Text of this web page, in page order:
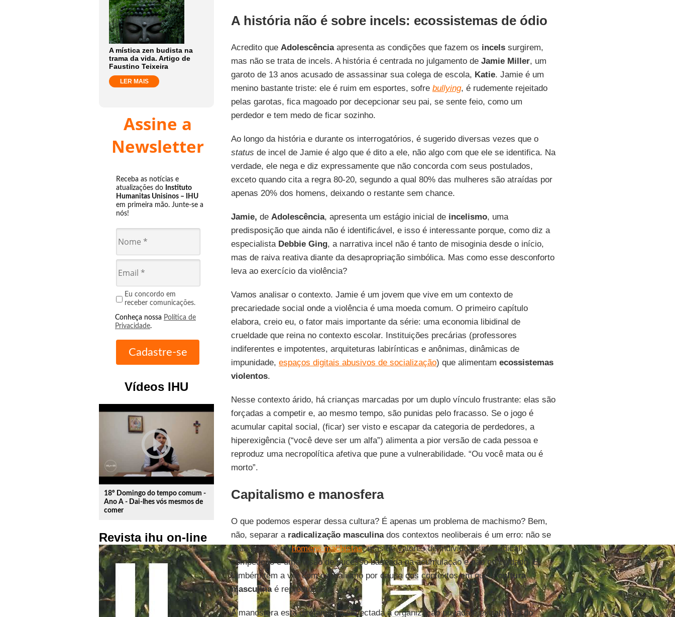
A mística zen budista na
trama da vida. Artigo de
Faustino Teixeira
LER MAIS
Assine a
Newsletter
Receba as notícias e
atualizações do Instituto
Humanitas Unisinos – IHU
em primeira mão. Junte-se a
nós!
Eu concordo em
receber comunicações.
Conheça nossa Política de
Privacidade.
Vídeos IHU
play_circle_outline
18º Domingo do tempo comum -
Ano A - Dai-lhes vós mesmos de
comer
Revista ihu on-line
A história não é sobre incels: ecossistemas de ódio
Acredito que Adolescênciaapresenta as condições que fazem os incelssurgirem,
mas não se trata de incels. A história é centrada no julgamento de Jamie Miller, um
garoto de 13 anos acusado de assassinar sua colega de escola, Katie. Jamie é um
menino bastante triste: ele é ruim em esportes, sofre bullying, é rudemente rejeitado
pelas garotas, fica magoado por decepcionar seu pai, se sente feio, como um
perdedor e tem medo de ficar sozinho.
Ao longo da história e durante os interrogatórios, é sugerido diversas vezes que o
status de incel de Jamie é algo que é dito a ele, não algo com que ele se identifica. Na
verdade, ele nega e diz expressamente que não concorda com seus postulados,
exceto quando cita a regra 80-20, segundo a qual 80% das mulheres são atraídas por
apenas 20% dos homens, deixando o restante sem chance.
Jamie, de Adolescência, apresenta um estágio inicial de incelismo, uma
predisposição que ainda não é identificável, e isso é interessante porque, como diz a
especialista Debbie Ging, a narrativa incel não é tanto de misoginia desde o início,
mas de raiva reativa diante da desapropriação simbólica. Mas como esse desconforto
leva ao exercício da violência?
Vamos analisar o contexto. Jamie é um jovem que vive em um contexto de
precariedade social onde a violência é uma moeda comum. O primeiro capítulo
elabora, creio eu, o fator mais importante da série: uma economia libidinal de
crueldade que reina no contexto escolar. Instituições precárias (professores
indiferentes e impotentes, arquiteturas labirínticas e anônimas, dinâmicas de
impunidade, espaços digitais abusivos de socialização) que alimentam ecossistemas
violentos.
Nesse contexto árido, há crianças marcadas por um duplo vínculo frustrante: elas são
forçadas a competir e, ao mesmo tempo, são punidas pelo fracasso. Se o jogo é
acumular capital social, (ficar) ser visto e escapar da categoria de perdedores, a
hiperexigência (“você deve ser um alfa”) alimenta a pior versão de cada pessoa e
reproduz uma necropolítica afetiva que pune a vulnerabilidade. “Ou você mata ou é
morto”.
Capitalismo e manosfera
O que podemos esperar dessa cultura? É apenas um problema de machismo? Bem,
não, separar a radicalização masculinados contextos neoliberais é um erro: não se
trata apenas dehomens machistas, mas de valores de individualismo radical,
competição e uma visão de sucesso baseada na acumulação e não no cuidado. E
também tem a ver com capitalismo por causa dos contextos em que acultura
masculinaé reproduzida.
A manosfera está diretamente conectada à organização privada e extrativista do